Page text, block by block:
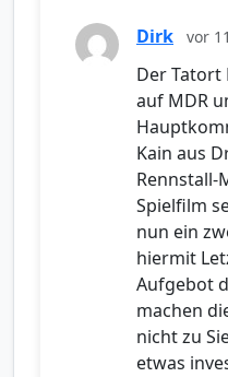
Dirk vor
Der Tatort
auf MDR
Kain aus
Rennstall-
Spielfilm
nun ein
hiermit
Aufgebot
machen
nicht zu
etwas